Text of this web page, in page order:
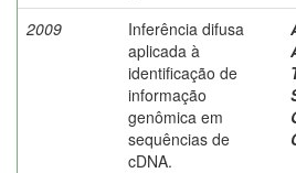
2009
Inferência difusa
aplicada à
identificação de
informação
genômica em
sequências de
cDNA.